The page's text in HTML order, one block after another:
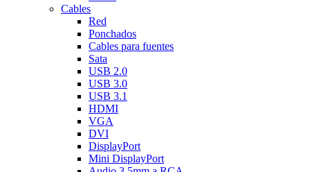
Cables
Red
Ponchados
Cables para fuentes
Sata
USB 2.0
USB 3.0
USB 3.1
HDMI
VGA
DVI
DisplayPort
Mini DisplayPort